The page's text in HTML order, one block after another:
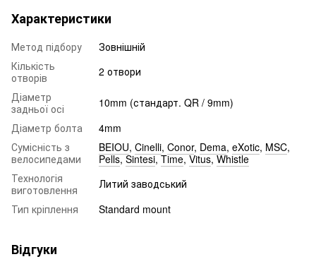
Характеристики
Метод підбору
Зовнішній
Кількість
отворів
2 отвори
Діаметр
задньої осі
10mm (стандарт. QR / 9mm)
Діаметр болта
4mm
Сумісність з
велосипедами
BEIOU, Cinelli, Conor, Dema, eXotic, MSC,
Pells,Sintesi,Time,Vitus,Whistle
Технологія
виготовлення
Литий заводський
Тип кріплення
Standard mount
Відгуки